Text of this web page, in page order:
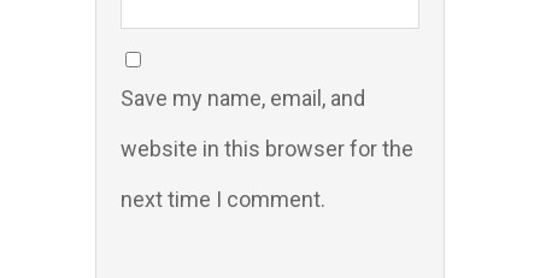
Save my name, email, and
website in this browser for the
next time I comment.